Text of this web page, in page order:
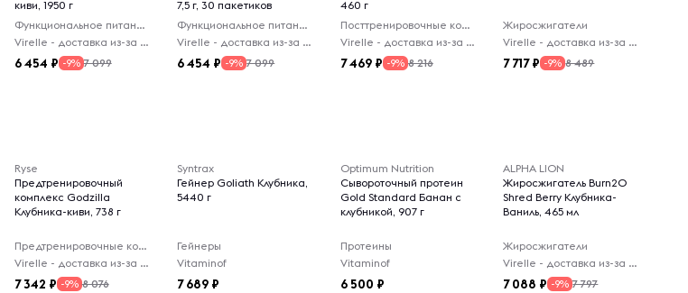
киви, 1950 г
Функциональное питание
Virelle - доставка из-за рубежа
6 454 -9% 7 099
7,5 г, 30 пакетиков
Функциональное питание
Virelle - доставка из-за рубежа
6 454 -9% 7 099
460 г
Посттренировочные комплексы
Virelle - доставка из-за рубежа
7 469 -9% 8 216
Жиросжигатели
Virelle - доставка из-за рубежа
7 717 -9% 8 489
Ryse
Предтренировочный
комплекс Godzilla
Клубника-киви, 738 г
Предтренировочные комплексы
Virelle - доставка из-за рубежа
7 342 -9% 8 076
Syntrax
Гейнер Goliath Клубника,
5440 г
Гейнеры
Vitaminof
7 689
Optimum Nutrition
Сывороточный протеин
Gold Standard Банан с
клубникой, 907 г
Протеины
Vitaminof
6 500
ALPHA LION
Жиросжигатель Burn2O
Shred Berry Клубника-
Ваниль, 465 мл
Жиросжигатели
Virelle - доставка из-за рубежа
7 088 -9% 7 797